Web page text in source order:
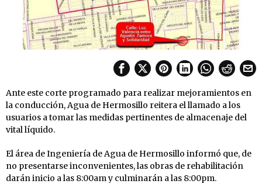
Ante este corte programado para realizar mejoramientos en
la conducción, Agua de Hermosillo reitera el llamado a los
usuarios a tomar las medidas pertinentes de almacenaje del
vital líquido.
El área de Ingeniería de Agua de Hermosillo informó que, de
no presentarse inconvenientes, las obras de rehabilitación
darán inicio a las 8:00am y culminarán a las 8:00pm.